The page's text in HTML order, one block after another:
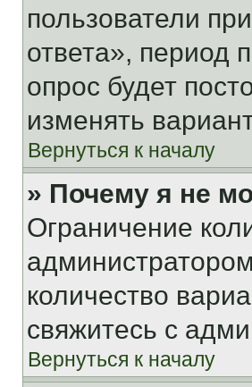
пользователи
ответа», период
опрос будет
изменять
Вернуться к началу
» Почему я не
Ограничение
количество
свяжитесь с
Вернуться к началу